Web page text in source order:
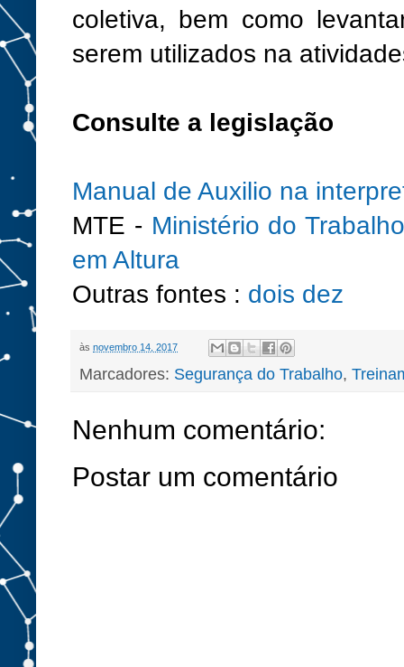
coletiva, bem como
serem utilizados na
Consulte a legislação
Manual de Auxilio na
MTE - Ministério do
em Altura
Outras fontes : dois dez
às novembro 14, 2017
Marcadores: Segurança do Trabalho,
Nenhum comentário:
Postar um comentário